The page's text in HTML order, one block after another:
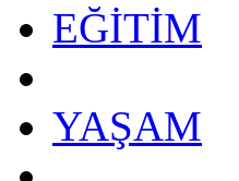
EĞİTİM
YAŞAM